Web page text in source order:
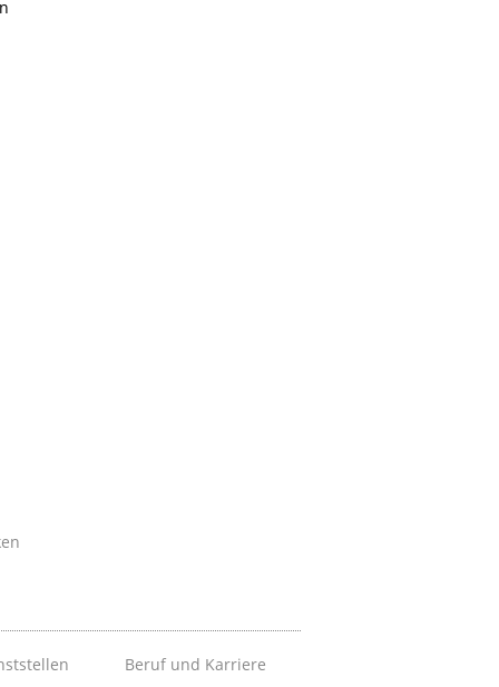
Beruf und Karriere